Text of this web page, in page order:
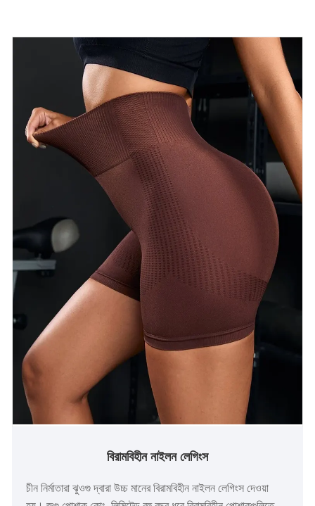
বিরামবিহীন নাইলন লেগিংস
চীন নির্মাতারা ঝুওগু দ্বারা উচ্চ মানের বিরামবিহীন নাইলন লেগিংস দেওয়া